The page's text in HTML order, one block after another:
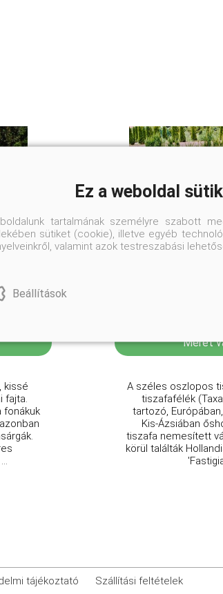
kissé
fajta.
fonákuk
Méret
A széles oszlopos
tiszafafélék
tartozó,
Kis-Ázsiában
tiszafa nemesített
körül találták
tájékoztató Szállítási feltételek
Ez a weboldal
tartalmának személyre szabott
sütiket (cookie), illetve egyéb
valamint azok testreszabási
Beállítások